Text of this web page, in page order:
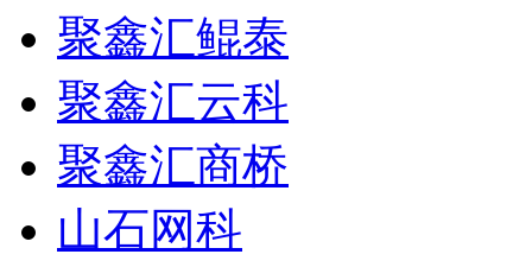
聚鑫汇鲲泰
聚鑫汇云科
聚鑫汇商桥
山石网科